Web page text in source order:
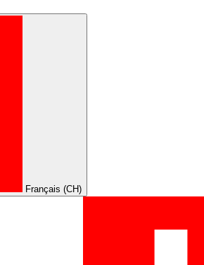
Français (CH)